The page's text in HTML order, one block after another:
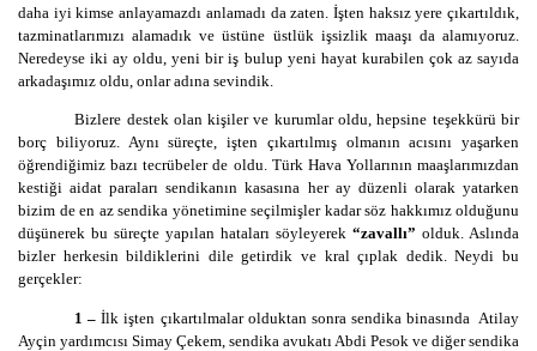
daha iyi kimse anlayamazdı anlamadı da zaten. İşten haksız yere çıkartıldık,
tazminatlarımızı alamadık ve üstüne üstlük işsizlik maaşı da alamıyoruz.
Neredeyse iki ay oldu, yeni bir iş bulup yeni hayat kurabilen çok az sayıda
arkadaşımız oldu, onlar adına sevindik.
Bizlere destek olan kişiler ve kurumlar oldu, hepsine teşekkürü bir
borç biliyoruz. Aynı süreçte, işten çıkartılmış olmanın acısını yaşarken
öğrendiğimiz bazı tecrübeler de oldu. Türk Hava Yollarının maaşlarımızdan
kestiği aidat paraları sendikanın kasasına her ay düzenli olarak yatarken
bizim de en az sendika yönetimine seçilmişler kadar söz hakkımız olduğunu
düşünerek bu süreçte yapılan hataları söyleyerek “zavallı” olduk. Aslında
bizler herkesin bildiklerini dile getirdik ve kral çıplak dedik. Neydi bu
gerçekler:
1 – İlk işten çıkartılmalar olduktan sonra sendika binasında Atilay
Ayçin yardımcısı Simay Çekem, sendika avukatı Abdi Pesok ve diğer sendika